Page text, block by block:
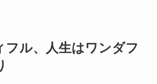
フル、人生はワンダフ